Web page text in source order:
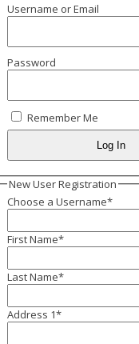
Username or Email
Password
Remember Me
New User Registration
Choose a Username*
First Name*
Last Name*
Address 1*